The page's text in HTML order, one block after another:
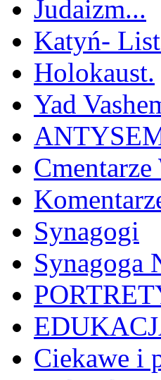
Judaizm...
Katyń-
Holokaust.
Yad
Synagogi
Synagoga
Ciekawe i